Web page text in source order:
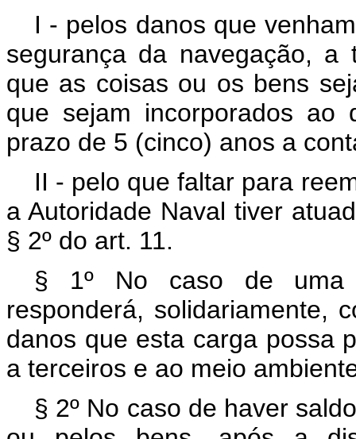
I - pelos danos que
segurança da navegação,
que as coisas ou os bens
que sejam incorporados ao
prazo de 5 (cinco) anos a
II - pelo que faltar para
a Autoridade Naval tiver
§ 2º do art. 11.
§ 1º No caso de uma
responderá, solidariamente,
danos que esta carga possa
a terceiros e ao meio
§ 2º No caso de haver